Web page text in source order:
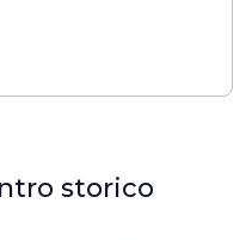
storico